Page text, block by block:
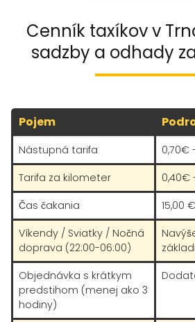
Cenník taxíkov v
sadzby a odhady
Pojem
Nástupná tarifa
0,70€
Tarifa za kilometer
0,40€
Čas čakania
15,00
Víkendy / Sviatky / Nočná
doprava (22:00-06:00)
Objednávka s krátkym
predstihom (menej ako 3
hodiny)